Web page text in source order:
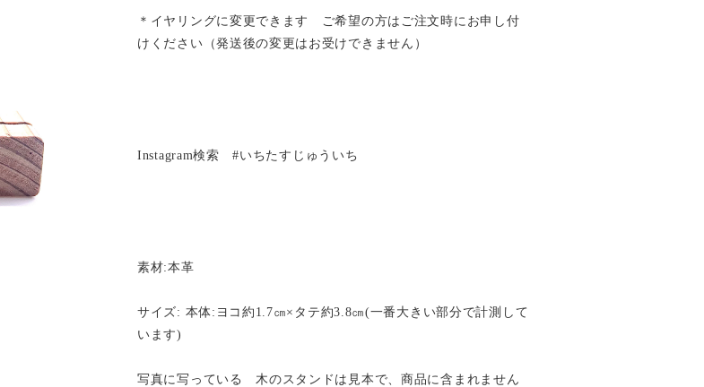
＊イヤリングに変更できます ご希望の方はご注文時にお申し付
けください（発送後の変更はお受けできません）
Instagram検索 #いちたすじゅういち
素材:本革
サイズ: 本体:ヨコ約1.7㎝×タテ約3.8㎝(一番大きい部分で計測して
います)
写真に写っている 木のスタンドは見本で、商品に含まれません